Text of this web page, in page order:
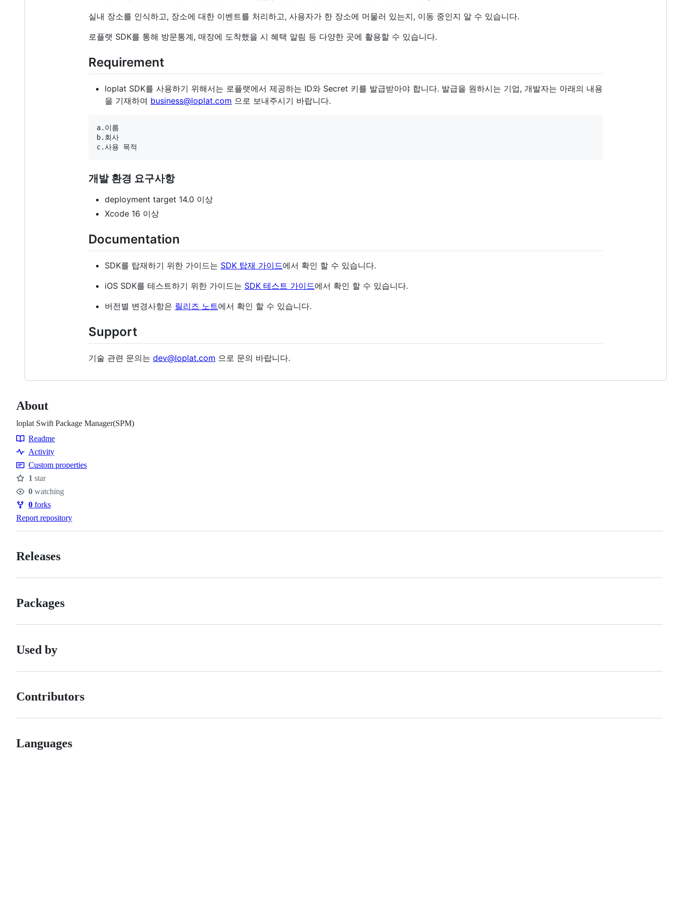
실내 장소를 인식하고, 장소에 대한 이벤트를 처리하고, 사용자가 한 장소에 머물러 있는지, 이동 중인지 알 수 있습니다.
로플랫 SDK를 통해 방문통계, 매장에 도착했을 시 혜택 알림 등 다양한 곳에 활용할 수 있습니다.
Requirement
loplat SDK를 사용하기 위해서는 로플랫에서 제공하는 ID와 Secret 키를 발급받아야 합니다. 발급을 원하시는 기업, 개발자는 아래의 내용
을 기재하여 business@loplat.com 으로 보내주시기 바랍니다.
a.이름
b.회사
개발 환경 요구사항
deployment target 14.0 이상
Xcode 16 이상
Documentation
SDK를 탑재하기 위한 가이드는 SDK 탑재 가이드에서 확인 할 수 있습니다.
iOS SDK를 테스트하기 위한 가이드는 SDK 테스트 가이드에서 확인 할 수 있습니다.
버전별 변경사항은 릴리즈 노트에서 확인 할 수 있습니다.
Support
기술 관련 문의는 dev@loplat.com 으로 문의 바랍니다.
About
loplat Swift Package Manager(SPM)
Resources
Readme
Activity
Custom properties
Stars
1 star
Watchers
0 watching
Forks
0 forks
Report repository
Releases
Packages
Used by
Contributors
Languages